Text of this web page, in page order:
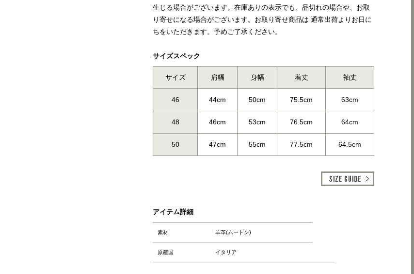
生じる場合がございます。在庫ありの表示でも、品切れの場合や、お取
り寄せになる場合がございます。お取り寄せ商品は 通常出荷よりお日に
ちをいただきます。予めご了承ください。
サイズスペック
サイズ 肩幅 身幅 着丈 袖丈
46 44cm 50cm 75.5cm 63cm
48 46cm 53cm 76.5cm 64cm
50 47cm 55cm 77.5cm 64.5cm
アイテム詳細
素材 羊革(ムートン)
原産国 イタリア